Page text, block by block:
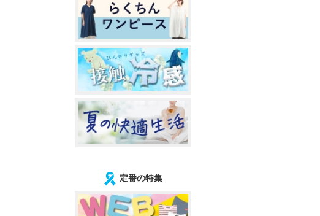
定番の特集